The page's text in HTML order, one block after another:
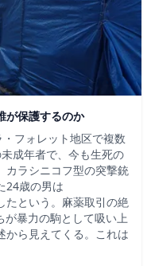
が保護するのか
フォレット地区で複数
成年者で、今も生死の
カラシニコフ型の突撃銃
24歳の男は
たという。麻薬取引の絶
が暴力の駒として吸い上
から見えてくる。これは